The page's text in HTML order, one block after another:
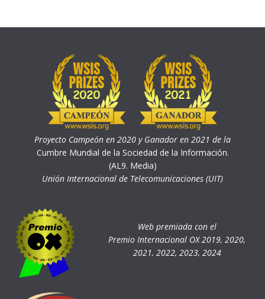
Proyecto Campeón en 2020 y Ganador en 2021 de la
Cumbre Mundial de la Sociedad de la Información.
(AL9. Media)
Unión Internacional de Telecomunicaciones (UIT)
Web premiada con el
Premio Internacional OX 2019, 2020,
2021, 2022, 2023, 2024